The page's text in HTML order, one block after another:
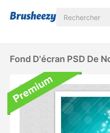
Fond D'écran PSD De